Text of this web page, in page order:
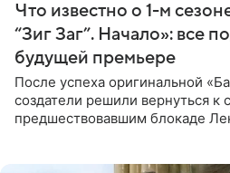
Что известно о 1-м
“Зиг Заг”. Начало»: все
будущей премьере
После успеха оригинальной
создатели решили вернуться к
предшествовавшим блокаде